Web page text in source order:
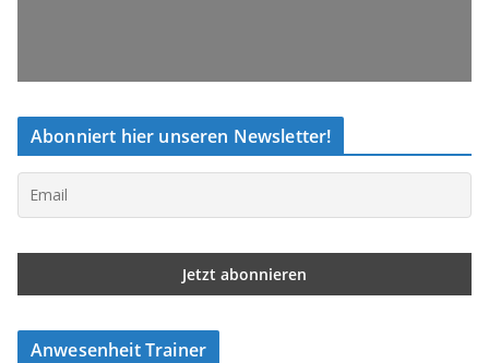
Abonniert hier unseren Newsletter!
Anwesenheit Trainer